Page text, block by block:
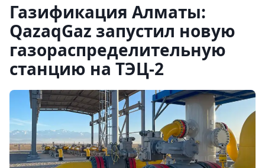
Газификация Алматы:
QazaqGaz запустил новую
газораспределительную
станцию на ТЭЦ-2